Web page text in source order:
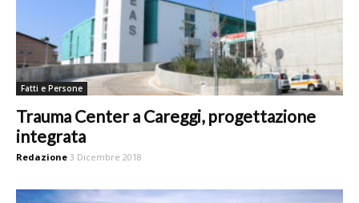
Fatti e Persone
Trauma Center a Careggi, progettazione
integrata
Redazione 3 Dicembre 2018